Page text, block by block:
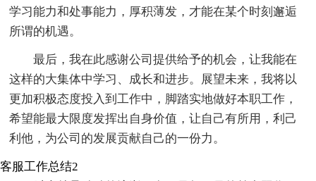
学习能力和处事能力，厚积薄发，才能在某个时刻邂逅
所谓的机遇。
最后，我在此感谢公司提供给予的机会，让我能在
这样的大集体中学习、成长和进步。展望未来，我将以
更加积极态度投入到工作中，脚踏实地做好本职工作，
希望能最大限度发挥出自身价值，让自己有所用，利己
利他，为公司的发展贡献自己的一份力。
客服工作总结2